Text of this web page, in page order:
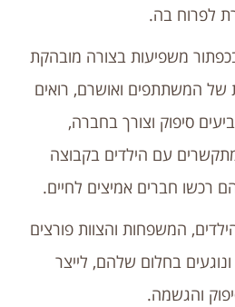
לפרוח בה.
משפיעות בצורה מובהקת
המשתתפים ואושרם, רואים
סיפוק וצורך בחברה,
עם הילדים בקבוצה
רכשו חברים אמיצים לחיים.
המשפחות והצוות פורצים
בחלום שלהם, לייצר
והגשמה.